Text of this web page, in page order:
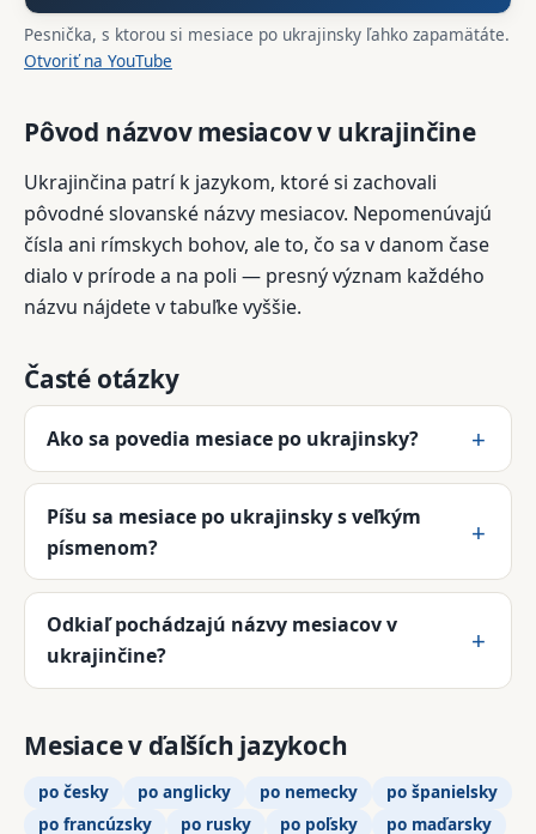
Pesnička, s ktorou si mesiace po ukrajinsky ľahko zapamätáte.
Otvoriť na YouTube
Pôvod názvov mesiacov v ukrajinčine
Ukrajinčina patrí k jazykom, ktoré si zachovali
pôvodné slovanské názvy mesiacov. Nepomenúvajú
čísla ani rímskych bohov, ale to, čo sa v danom čase
dialo v prírode a na poli — presný význam každého
názvu nájdete v tabuľke vyššie.
Časté otázky
Ako sa povedia mesiace po ukrajinsky?
Píšu sa mesiace po ukrajinsky s veľkým
písmenom?
Odkiaľ pochádzajú názvy mesiacov v
ukrajinčine?
Mesiace v ďalších jazykoch
po česky po anglicky po nemecky
po španielsky
po francúzsky
po rusky po poľsky po maďarsky